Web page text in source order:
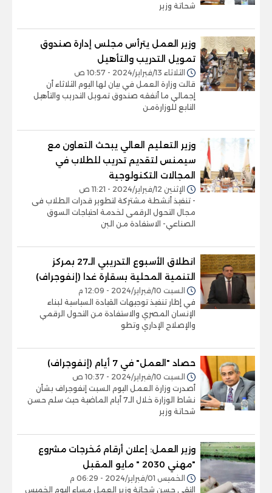
شحاتة وزير
وزير العمل يترأس مجلس إدارة صندوق
تمويل التدريب والتأهيل
الثلاثاء 13/فبراير/2024 - 10:57 ص
قالت وزارة العمل في بيان لها اليوم الثلاثاء أن
إجمالي ما أنفقه صندوق تمويل التدريب والتأهيل
التابع للوزارةمن
وزير التعليم العالي يبحث التعاون مع
سيمنس لتقديم تدريب للطلاب في
المجالات التكنولوجية
الإثنين 12/فبراير/2024 - 11:21 ص
- تنفيذ أنشطة مشتركة لتطوير قدرات الطلاب فى
مجال التحول الرقمى لخدمة احتياجات السوق
الصناعي- الاستفادة من البن
انطلاق الأسبوع التدريبي الـ27 بمركز
التنمية المحلية بسقارة غدا (إنفوجراف)
السبت 10/فبراير/2024 - 12:09 م
في إطار تنفيذ توجيهات القيادة السياسية لبناء
الإنسان المصري والاستفادة من التحول الرقمي
والإصلاح الإداري وتطو
حصاد "العمل" في 7 أيام (إنفوجراف)
السبت 10/فبراير/2024 - 10:37 ص
أصدرت وزارة العمل اليوم السبت إنفوجراف بشأن
نشاط الوزارة خلال الـ7 أيام الماضية حيث سلم حسن
شحاتة وزير
وزير العمل: إعلان أرقام مُخرجات مشروع
"مهني 2030 " مايو المقبل
الخميس 01/فبراير/2024 - 06:29 م
التقى حسن شحاتة وزير العمل مساء اليوم الخميس